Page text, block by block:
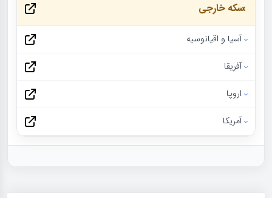
سکه خارجی
آسیا و اقیانوسیه
آفریقا
اروپا
آمریکا